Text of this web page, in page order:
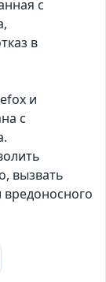
с
в
и
с
вызвать
вредоносного